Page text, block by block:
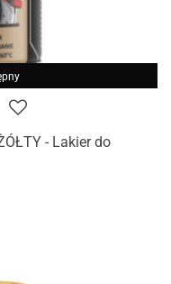
- Lakier do